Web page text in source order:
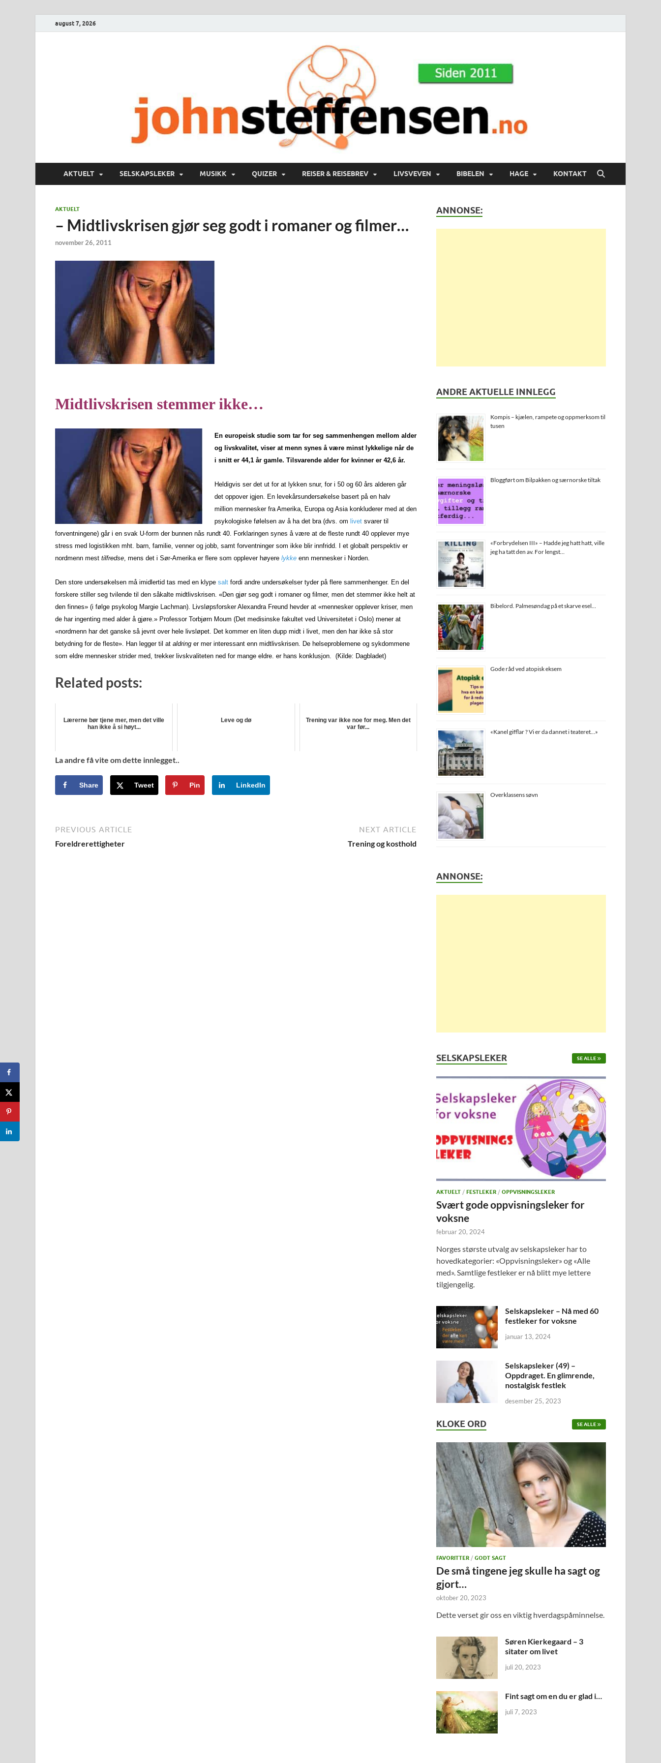
august 7, 2026
AKTUELT SELSKAPSLEKER MUSIKK QUIZER REISER & REISEBREV LIVSVEVEN BIBELEN HAGE KONTAKT
AKTUELT
– Midtlivskrisen gjør seg godt i romaner og filmer…
november 26, 2011
Midtlivskrisen stemmer ikke…
En europeisk studie som tar for seg sammenhengen mellom alder
og livskvalitet, viser at menn synes å være minst lykkelige når de
i snitt er 44,1 år gamle. Tilsvarende alder for kvinner er 42,6 år.
Heldigvis ser det ut for at lykken snur, for i 50 og 60 års alderen går
det oppover igjen. En levekårsundersøkelse basert på en halv
million mennesker fra Amerika, Europa og Asia konkluderer med at den
psykologiske følelsen av å ha det bra (dvs. om livet svarer til
forventningene) går i en svak U-form der bunnen nås rundt 40. Forklaringen synes å være at de fleste rundt 40 opplever mye
stress med logistikken mht. barn, familie, venner og jobb, samt forventninger som ikke blir innfridd. I et globalt perspektiv er
nordmenn mest tilfredse , mens det i Sør-Amerika er flere som opplever høyere lykke enn mennesker i Norden.
Den store undersøkelsen må imidlertid tas med en klype salt fordi andre undersøkelser tyder på flere sammenhenger. En del
forskere stiller seg tvilende til den såkalte midtlivskrisen. «Den gjør seg godt i romaner og filmer, men det stemmer ikke helt at
den finnes» (i følge psykolog Margie Lachman). Livsløpsforsker Alexandra Freund hevder at «mennesker opplever kriser, men
de har ingenting med alder å gjøre.» Professor Torbjørn Moum (Det medisinske fakultet ved Universitetet i Oslo) mener at
«nordmenn har det ganske så jevnt over hele livsløpet. Det kommer en liten dupp midt i livet, men den har ikke så stor
betydning for de fleste». Han legger til at aldring er mer interessant enn midtlivskrisen. De helseproblemene og sykdommene
som eldre mennesker strider med, trekker livskvaliteten ned for mange eldre. er hans konklusjon. (Kilde: Dagbladet)
Related posts:
Lærerne bør tjene mer, men det ville
han ikke å si høyt...
Leve og dø
Trening var ikke noe for meg. Men det
var før...
La andre få vite om dette innlegget..
Share Tweet Pin LinkedIn
PREVIOUS ARTICLE
Foreldrerettigheter
NEXT ARTICLE
Trening og kosthold
ANNONSE:
ANDRE AKTUELLE INNLEGG
Kompis – kjælen, rampete og oppmerksom til
tusen
Bloggført om Bilpakken og særnorske tiltak
«Forbrydelsen III» – Hadde jeg hatt hatt, ville
jeg ha tatt den av. For lengst…
Bibelord. Palmesøndag på et skarve esel…
Gode råd ved atopisk eksem
«Kanel gifflar ? Vi er da dannet i teateret…»
Overklassens søvn
ANNONSE:
SELSKAPSLEKER SE ALLE
AKTUELT /FESTLEKER /OPPVISNINGSLEKER
Svært gode oppvisningsleker for
voksne
februar 20, 2024
Norges største utvalg av selskapsleker har to
hovedkategorier: «Oppvisningsleker» og «Alle
med». Samtlige festleker er nå blitt mye lettere
tilgjengelig.
Selskapsleker – Nå med 60
festleker for voksne
januar 13, 2024
Selskapsleker (49) –
Oppdraget. En glimrende,
nostalgisk festlek
desember 25, 2023
KLOKE ORD SE ALLE
FAVORITTER /GODT SAGT
De små tingene jeg skulle ha sagt og
gjort…
oktober 20, 2023
Dette verset gir oss en viktig hverdagspåminnelse.
Søren Kierkegaard – 3
sitater om livet
juli 20, 2023
Fint sagt om en du er glad i…
juli 7, 2023